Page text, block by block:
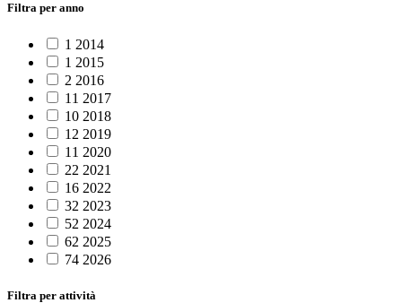
Filtra per anno
1 2014
1 2015
2 2016
11 2017
10 2018
12 2019
11 2020
22 2021
16 2022
32 2023
52 2024
62 2025
74 2026
Filtra per attività